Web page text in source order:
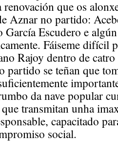
renovación que os
Aznar no partido:
Escudero e
Fáiseme difícil
Rajoy dentro de
partido se teñan que
da nave popular
transmitan unha
capacitado
social.